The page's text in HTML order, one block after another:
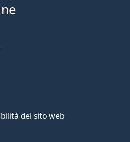
del sito web